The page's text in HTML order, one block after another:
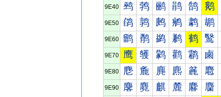
9E40 鹀 鹁 鹂 鹃 鹄 鹅
9E50 鹐 鹑 鹒 鹓 鹔 鹕
9E60 鹠 鹡 鹢 鹣 鹤 鹥
9E70 鹰 鹱 鹲 鹳 鹴 鹵
9E80 麀 麁 麂 麃 麄 麅
9E90 麐 麑 麒 麓 麔 麕